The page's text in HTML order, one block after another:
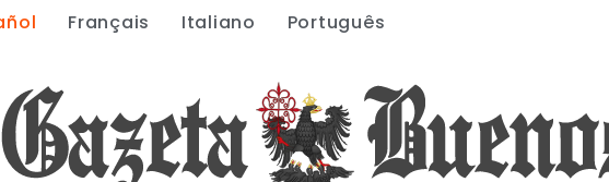
Français Italiano Português